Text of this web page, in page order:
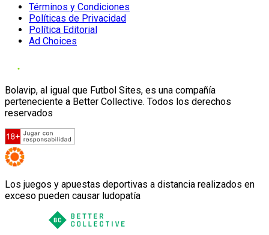
Términos y Condiciones
Políticas de Privacidad
Política Editorial
Ad Choices
Bolavip, al igual que Futbol Sites, es una compañía
perteneciente a Better Collective. Todos los derechos
reservados
Los juegos y apuestas deportivas a distancia realizados en
exceso pueden causar ludopatía